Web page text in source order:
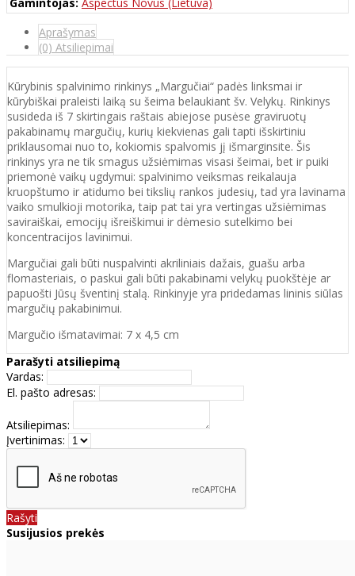
Aprašymas
(0) Atsiliepimai
Kūrybinis spalvinimo rinkinys „Margučiai“ padės linksmai ir
kūrybiškai praleisti laiką su šeima belaukiant šv. Velykų. Rinkinys
susideda iš 7 skirtingais raštais abiejose pusėse graviruotų
pakabinamų margučių, kurių kiekvienas gali tapti išskirtiniu
priklausomai nuo to, kokiomis spalvomis jį išmarginsite. Šis
rinkinys yra ne tik smagus užsiėmimas visasi šeimai, bet ir puiki
priemonė vaikų ugdymui: spalvinimo veiksmas reikalauja
kruopštumo ir atidumo bei tikslių rankos judesių, tad yra lavinama
vaiko smulkioji motorika, taip pat tai yra vertingas užsiėmimas
saviraiškai, emocijų išreiškimui ir dėmesio sutelkimo bei
koncentracijos lavinimui.
Margučiai gali būti nuspalvinti akriliniais dažais, guašu arba
flomasteriais, o paskui gali būti pakabinami velykų puokštėje ar
papuošti Jūsų šventinį stalą. Rinkinyje yra pridedamas lininis siūlas
margučių pakabinimui.
Margučio išmatavimai: 7 x 4,5 cm
Parašyti atsiliepimą
Vardas:
El. pašto adresas:
Atsiliepimas:
Įvertinimas:
Rašyti
Susijusios prekės